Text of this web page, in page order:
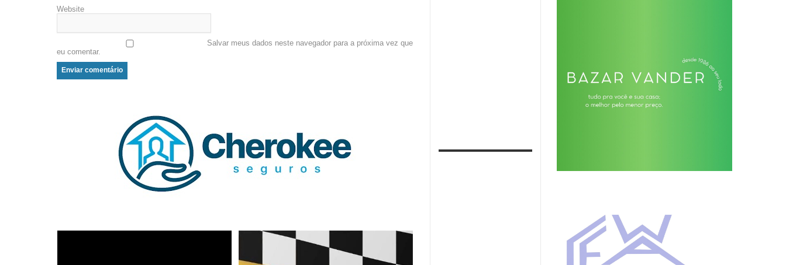
Website
Salvar meus dados neste navegador para a próxima vez que
eu comentar.